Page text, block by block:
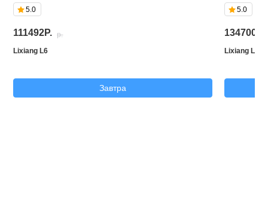
5.0
111492P.
p.
Lixiang L6
Завтра
5.0
134700P.
Lixiang L7